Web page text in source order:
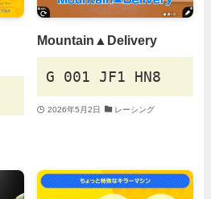
Mountain▲Delivery
G 001 JF1 HN8
2026年5月2日 レーシング